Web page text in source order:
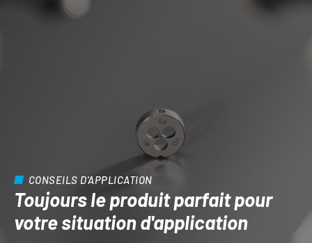
CONSEILS D'APPLICATION
Toujours le produit parfait pour
votre situation d'application